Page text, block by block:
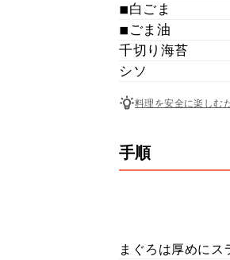
◾︎白ごま
◾︎ごま油
千切り海苔
シソ
料理を安全に楽しむ
手順
まぐろは厚めに